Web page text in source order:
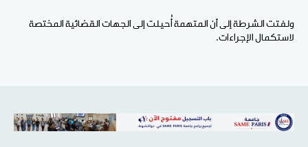
ولفتت الشرطة إلى أن المتهمة أُحيلت إلى الجهات القضائية المختصة
لاستكمال الإجراءات.